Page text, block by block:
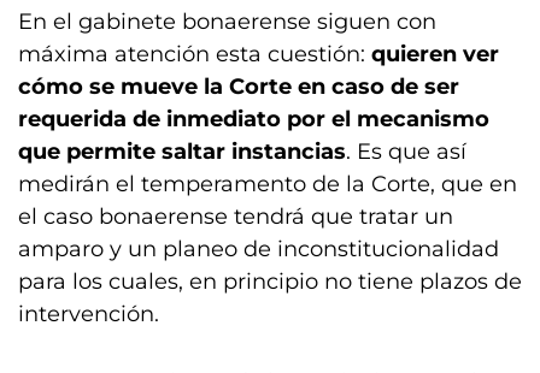
En el gabinete bonaerense siguen con
máxima atención esta cuestión: quieren ver
cómo se mueve la Corte en caso de ser
requerida de inmediato por el mecanismo
que permite saltar instancias. Es que así
medirán el temperamento de la Corte, que en
el caso bonaerense tendrá que tratar un
amparo y un planeo de inconstitucionalidad
para los cuales, en principio no tiene plazos de
intervención.